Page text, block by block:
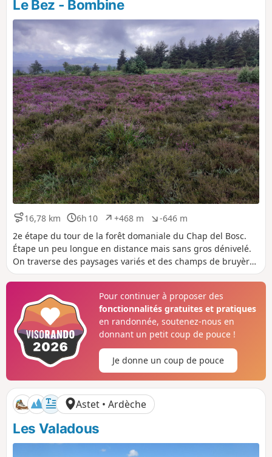
o
i
f
a
t
i
f
Le Bez - Bombine
16,78 km
D
i
s
t
a
n
6h 10
D
u
r
é
e
+468 m
D
é
n
i
v
e
é
p
o
s
f
-646 m
D
é
n
v
e
é
n
é
g
a
f
2e étape du tour de la forêt domaniale du Chap del Bosc.
Étape un peu longue en distance mais sans gros dénivelé.
On traverse des paysages variés et des champs de bruyère
en fleur, et de genêts. Direction Sud, toute.
Pour continuer à proposer des
fonctionnalités gratuites et pratiques
en randonnée, soutenez-nous en
donnant un petit coup de pouce !
Je donne un coup de pouce
Astet • Ardèche
Les Valadous